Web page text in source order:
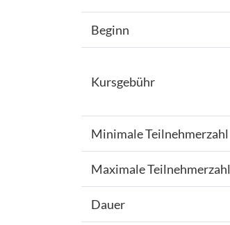
Beginn
Kursgebühr
Minimale Teilnehmerzahl
Maximale Teilnehmerzahl
Dauer